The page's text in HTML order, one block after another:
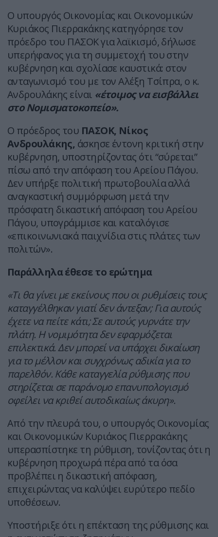
Ο υπουργός Οικονομίας και Οικονομικών
Κυριάκος Πιερρακάκης κατηγόρησε τον
πρόεδρο του ΠΑΣΟΚ για λαϊκισμό, δήλωσε
υπερήφανος για τη συμμετοχή του στην
κυβέρνηση και σχολίασε καυστικά: στον
ανταγωνισμό του με τον Αλέξη Τσίπρα, ο κ.
Ανδρουλάκης είναι «έτοιμος να εισβάλλει
στο Νομισματοκοπείο».
Ο πρόεδρος του ΠΑΣΟΚ, Νίκος
Ανδρουλάκης, άσκησε έντονη κριτική στην
κυβέρνηση, υποστηρίζοντας ότι “σύρεται”
πίσω από την απόφαση του Αρείου Πάγου.
Δεν υπήρξε πολιτική πρωτοβουλία αλλά
αναγκαστική συμμόρφωση μετά την
πρόσφατη δικαστική απόφαση του Αρείου
Πάγου, υπογράμμισε και καταλόγισε
«επικοινωνιακά παιχνίδια στις πλάτες των
πολιτών».
Παράλληλα έθεσε το ερώτημα
«Τι θα γίνει με εκείνους που οι ρυθμίσεις τους
καταγγέλθηκαν γιατί δεν άντεξαν; Για αυτούς
έχετε να πείτε κάτι; Σε αυτούς γυρνάτε την
πλάτη. Η νομιμότητα δεν εφαρμόζεται
επιλεκτικά. Δεν μπορεί να υπάρχει δικαίωση
για το μέλλον και συγχρόνως αδικία για το
παρελθόν. Κάθε καταγγελία ρύθμισης που
στηρίζεται σε παράνομο επανυπολογισμό
οφείλει να κριθεί αυτοδικαίως άκυρη».
Από την πλευρά του, ο υπουργός Οικονομίας
και Οικονομικών Κυριάκος Πιερρακάκης
υπερασπίστηκε τη ρύθμιση, τονίζοντας ότι η
κυβέρνηση προχωρά πέρα από τα όσα
προβλέπει η δικαστική απόφαση,
επιχειρώντας να καλύψει ευρύτερο πεδίο
υποθέσεων.
Υποστήριξε ότι η επέκταση της ρύθμισης και